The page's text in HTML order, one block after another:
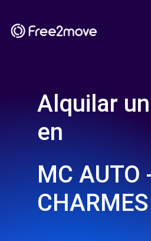
Alquilar
en
MC AUTO